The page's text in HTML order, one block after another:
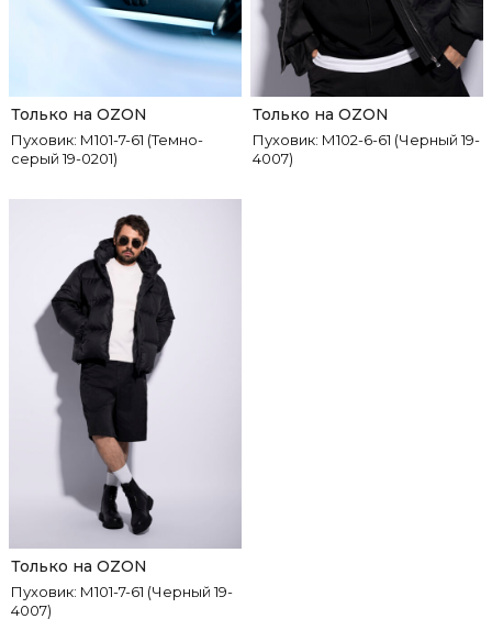
Пуховик: М101-7-61 (Темно-
серый 19-0201)
Только на OZON
Пуховик: М102-6-61 (Черный 19-
4007)
Только на OZON
Пуховик: М101-7-61 (Черный 19-
4007)
Только на OZON